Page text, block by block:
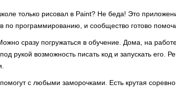
только рисовал в Paint? Не беда! Это
по программированию, и сообщество готово
сразу погружаться в обучение. Дома, на
рукой возможность писать код и запускать его.
с любыми заморочками. Есть крутая